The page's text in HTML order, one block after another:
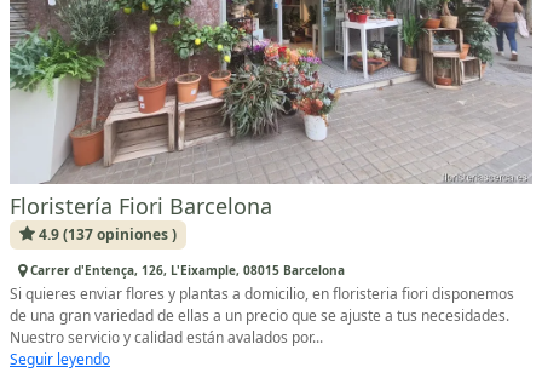
Floristería Fiori Barcelona
4.9 (137 opiniones )
Carrer d'Entença, 126, L'Eixample, 08015 Barcelona
Si quieres enviar flores y plantas a domicilio, en floristeria fiori disponemos
de una gran variedad de ellas a un precio que se ajuste a tus necesidades.
Nuestro servicio y calidad están avalados por...
Seguir leyendo